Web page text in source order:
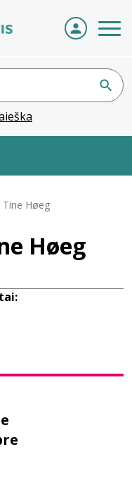
Tine Høeg
Høeg